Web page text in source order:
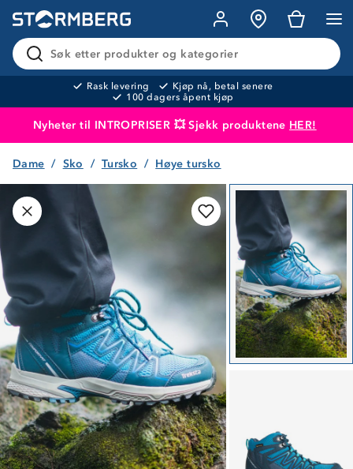
Søk etter produkter og kategorier
Rask levering
Kjøp nå, betal senere
100 dagers åpent kjøp
Nyheter til INTROPRISER 💥 Sjekk produktene HER!
Produktet er lagt i handlekurven
Dame Sko Tursko Høye tursko